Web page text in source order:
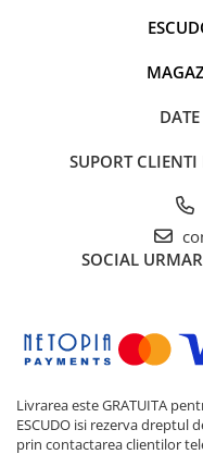
SUPORT CLIENTI
SOCIAL
Livrarea este GRATUITA
ESCUDO isi rezerva dreptul
prin contactarea clientilor